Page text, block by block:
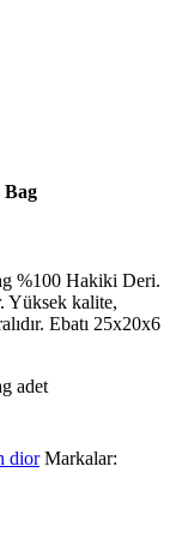
Bag
%100 Hakiki Deri.
Yüksek kalite,
Ebatı 25x20x6
adet
dior Markalar: